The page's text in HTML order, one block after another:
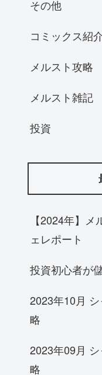
その他
コミックス紹
メルスト攻略
メルスト雑記
投資
【2024年】
ェレポート
投資初心者が
2023年10月
略
2023年09月
略